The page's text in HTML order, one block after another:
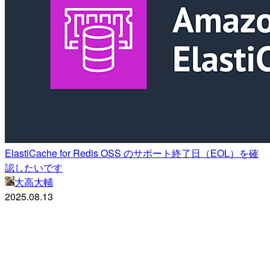
ElastiCache for Redis OSS のサポート終了日（EOL）を確
認したいです
大高大輔
2025.08.13